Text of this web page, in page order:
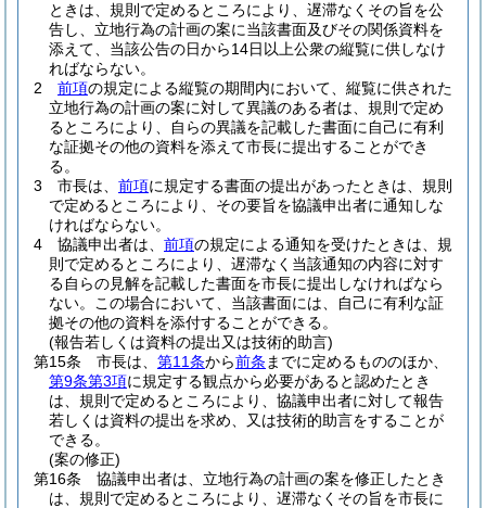
ときは、規則で定めるところにより、遅滞なくその旨を公
告し、立地行為の計画の案に当該書面及びその関係資料を
添えて、当該公告の日から14日以上公衆の縦覧に供しなけ
ればならない。
2
前項の規定による縦覧の期間内において、縦覧に供された
立地行為の計画の案に対して異議のある者は、規則で定め
るところにより、自らの異議を記載した書面に自己に有利
な証拠その他の資料を添えて市長に提出することができ
る。
3
市長は、 前項に規定する書面の提出があったときは、規則
で定めるところにより、その要旨を協議申出者に通知しな
ければならない。
4
協議申出者は、 前項の規定による通知を受けたときは、規
則で定めるところにより、遅滞なく当該通知の内容に対す
る自らの見解を記載した書面を市長に提出しなければなら
ない。
この場合において、当該書面には、自己に有利な証
拠その他の資料を添付することができる。
(報告若しくは資料の提出又は技術的助言)
第15条
市長は、 第11条から前条 までに定めるもののほか、
第9条第3項に規定する観点から必要があると認めたとき
は、規則で定めるところにより、協議申出者に対して報告
若しくは資料の提出を求め、又は技術的助言をすることが
できる。
(案の修正)
第16条
協議申出者は、立地行為の計画の案を修正したとき
は、規則で定めるところにより、遅滞なくその旨を市長に